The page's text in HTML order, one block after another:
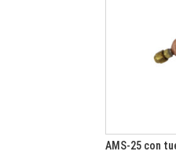
AMS-25 con